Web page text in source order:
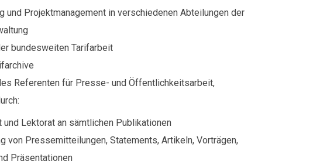
und Projektmanagement in verschiedenen Abteilungen der
bundesweiten Tarifarbeit
Referenten für Presse- und Öffentlichkeitsarbeit,
und Lektorat an sämtlichen Publikationen
von Pressemitteilungen, Statements, Artikeln, Vorträgen,
Präsentationen